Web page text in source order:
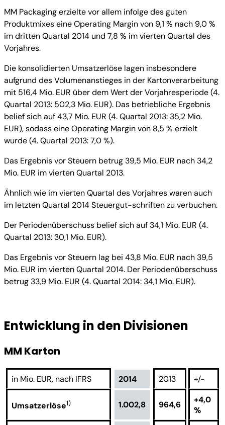
MM Packaging erzielte vor allem infolge des guten
Produktmixes eine Operating Margin von 9,1 % nach 9,0 %
im dritten Quartal 2014 und 7,8 % im vierten Quartal des
Vorjahres.
Die konsolidierten Umsatzerlöse lagen insbesondere
aufgrund des Volumenanstieges in der Kartonverarbeitung
mit 516,4 Mio. EUR über dem Wert der Vorjahresperiode (4.
Quartal 2013: 502,3 Mio. EUR). Das betriebliche Ergebnis
belief sich auf 43,7 Mio. EUR (4. Quartal 2013: 35,2 Mio.
EUR), sodass eine Operating Margin von 8,5 % erzielt
wurde (4. Quartal 2013: 7,0 %).
Das Ergebnis vor Steuern betrug 39,5 Mio. EUR nach 34,2
Mio. EUR im vierten Quartal 2013.
Ähnlich wie im vierten Quartal des Vorjahres waren auch
im letzten Quartal 2014 Steuergut-schriften zu verbuchen.
Der Periodenüberschuss belief sich auf 34,1 Mio. EUR (4.
Quartal 2013: 30,1 Mio. EUR).
Das Ergebnis vor Steuern lag bei 43,8 Mio. EUR nach 39,5
Mio. EUR im vierten Quartal 2014. Der Periodenüberschuss
betrug 33,9 Mio. EUR (4. Quartal 2014: 34,1 Mio. EUR).
Entwicklung in den Divisionen
MM Karton
in Mio. EUR, nach IFRS 2014 2013 +/-
Umsatzerlöse1) 1.002,8 964,6
+4,0
%